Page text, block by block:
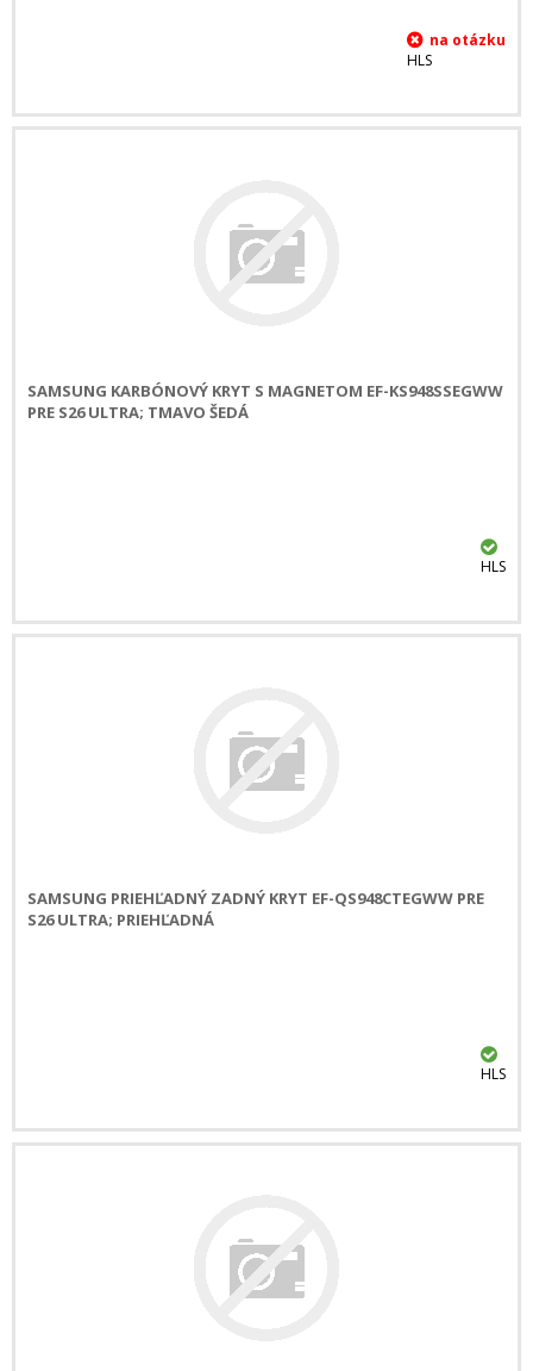
HLS
SAMSUNG KARBÓNOVÝ KRYT S MAGNETOM EF-KS948SSEGWW
PRE S26 ULTRA; TMAVO ŠEDÁ
HLS
SAMSUNG PRIEHĽADNÝ ZADNÝ KRYT EF-QS948CTEGWW PRE
S26 ULTRA; PRIEHĽADNÁ
HLS